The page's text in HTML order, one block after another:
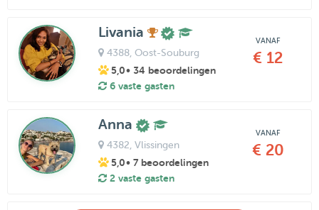
Livania
4388, Oost-Souburg
5,0• 34 beoordelingen
6 vaste gasten
VANAF
€ 12
Anna
4382 , Vlissingen
5,0• 7 beoordelingen
2 vaste gasten
VANAF
€ 20